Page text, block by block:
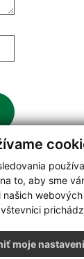
to, aby sme
moje
Response
|